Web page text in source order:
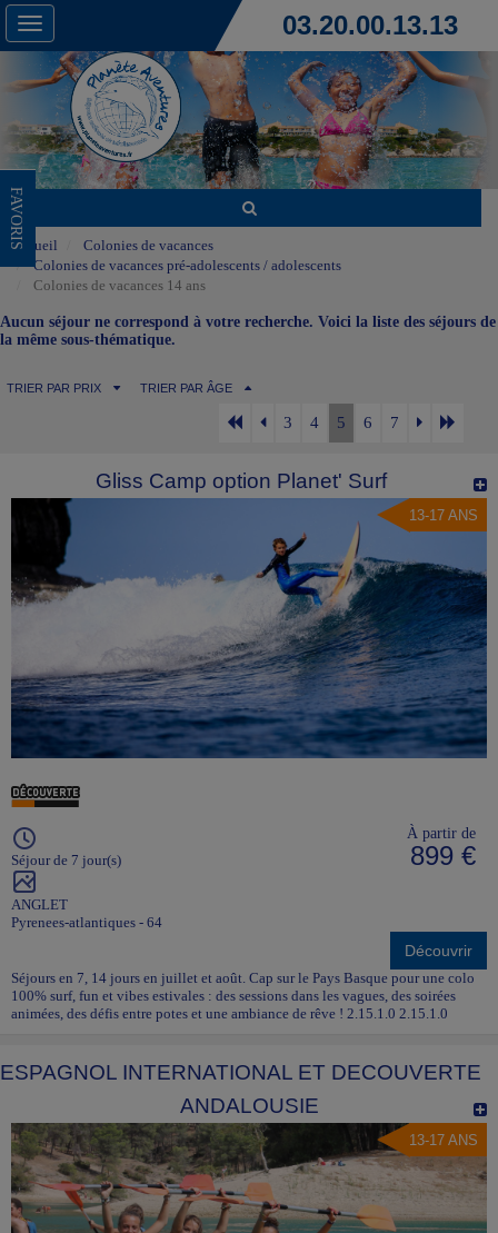
Toggle
navigation
03.20.00.13.13
FAVORIS
Accueil
Colonies de vacances
Colonies de vacances pré-adolescents / adolescents
Colonies de vacances 14 ans
Aucun séjour ne correspond à votre recherche. Voici la liste des séjours de
la même sous-thématique.
TRIER PAR PRIX TRIER PAR ÂGE
3 4 5 6 7
Gliss Camp option Planet' Surf
13-17 ANS
Séjour de 7 jour(s)
ANGLET
Pyrenees-atlantiques - 64
À partir de
899 €
Découvrir
Séjours en 7, 14 jours en juillet et août. Cap sur le Pays Basque pour une colo
100% surf, fun et vibes estivales : des sessions dans les vagues, des soirées
animées, des défis entre potes et une ambiance de rêve ! 2.15.1.0 2.15.1.0
ESPAGNOL INTERNATIONAL ET DECOUVERTE
ANDALOUSIE
13-17 ANS